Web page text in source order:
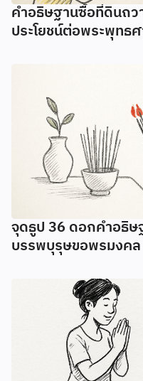
คำอธิษฐานซื้อที่ดินถ
ประโยชน์ต่อพระพุทธ
จุดธูป 36 ดอกคำอธิษ
บรรพบุรุษขอพรมงคล